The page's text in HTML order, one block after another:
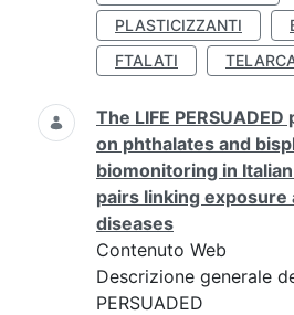
PLASTICIZZANTI
FTALATI
The LIFE
on phthalates and
biomonitoring in
pairs linking exposure
diseases
Contenuto Web
Descrizione generale
PERSUADED